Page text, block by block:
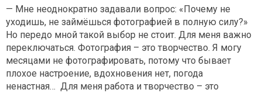
— Мне неоднократно задавали вопрос: «Почему не
уходишь, не займёшься фотографией в полную силу?»
Но передо мной такой выбор не стоит. Для меня важно
переключаться. Фотография – это творчество. Я могу
месяцами не фотографировать, потому что бывает
плохое настроение, вдохновения нет, погода
ненастная… Для меня работа и творчество – это